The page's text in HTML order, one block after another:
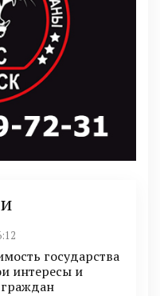
государства
интересы и
граждан